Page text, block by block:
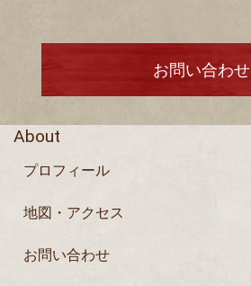
お問い合わせ
About
プロフィール
地図・アクセス
お問い合わせ